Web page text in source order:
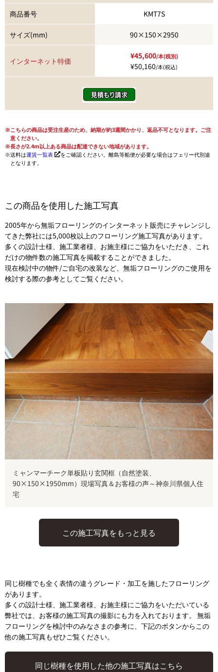
商品番号 KMT7S
サイズ(mm) 90×150×2950
インターネット特価
¥45,600/本(税別)
¥50,160/本(税込)
こちらの商品は受注生産のため、納期が約3週間かかり、返品不可となります。ご注
意ください。
長さが2.4m以上ある商品は配達できない地域があります。
送料は運賃一覧表
をご確認ください。離島等船便が必要な場合はフェリー代別途
となります。
この商品を使用した施工写真
2005年から無垢フローリングのインターネット販売にチャレンジし
てきた弊社には5,000枚以上のフローリング施工写真があります。
多くの設計士様、施工業者様、お施主様にご協力をいただき、これ
だけの物件数の施工写真を掲載することができました。
現在検討中の物件/ご自宅の改装など、無垢フローリングのご使用を
検討する際の参考としてご覧ください。
ミャンマーチーク単板貼り玄関框（自然塗装、
90×150×1950mm）現場写真＆お客様の声～神奈川県個人住
宅
この施工写真をもっと見る
同じ樹種でも全く表情の違うグレード・加工を施したフローリング
があります。
多くの設計士様、施工業者様、お施主様にご協力をいただいている
弊社では、お客様の施工写真の撮影にも力を入れております。 無垢
フローリングを検討中のみなさまの参考に、下記のボタンからこの
他の施工写真もぜひご覧ください。
同じ樹種を使用した他の施工写真はこちら